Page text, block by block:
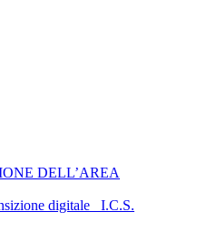
DELL’AREA
digitale _I.C.S.